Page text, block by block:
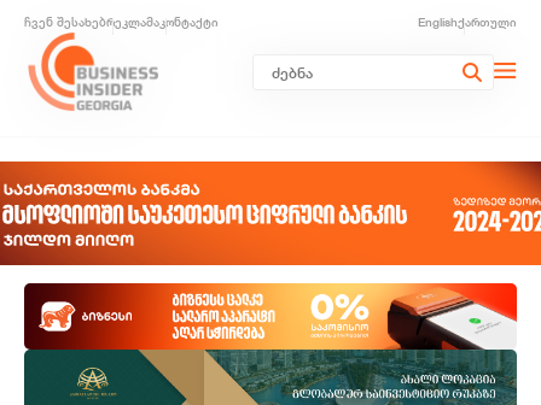
ჩვენ შესახებრეკლამაკონტაქტი Englishქართული